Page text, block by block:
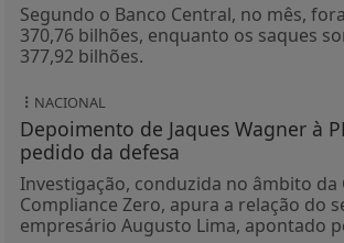
Segundo o Banco Central, no mês,
370,76 bilhões, enquanto os saques
377,92 bilhões.
NACIONAL
Depoimento de Jaques Wagner à
pedido da defesa
Investigação, conduzida no âmbito da
Compliance Zero, apura a relação do
empresário Augusto Lima, apontado